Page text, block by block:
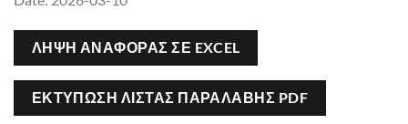
ΛΉΨΗ ΑΝΑΦΟΡΆΣ ΣΕ EXCEL
ΕΚΤΎΠΩΣΗ ΛΊΣΤΑΣ ΠΑΡΑΛΑΒΉΣ PDF